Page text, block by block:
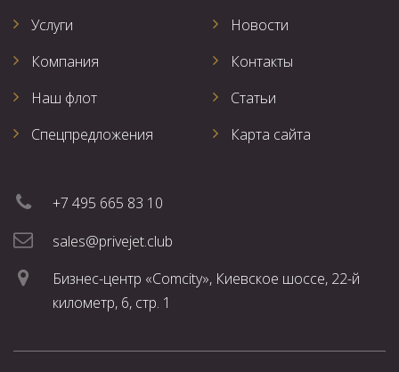
Услуги
Компания
Наш флот
Спецпредложения
Новости
Контакты
Статьи
Карта сайта
+7 495 665 83 10
sales@privejet.club
Бизнес-центр «Comcity», Киевское шоссе, 22-й
километр, 6, стр. 1